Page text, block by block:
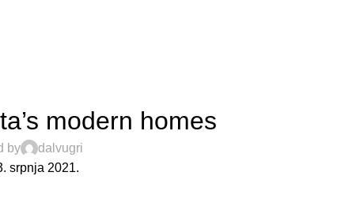
modern homes
by
dalvugri
srpnja 2021.